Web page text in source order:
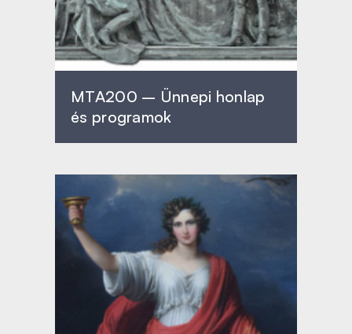
MTA200 – Ünnepi honlap
és programok